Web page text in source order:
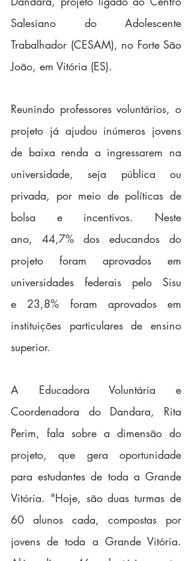
Salesiano do Adolescente
Trabalhador (CESAM), no Forte São
João, em Vitória (ES).
Reunindo professores voluntários, o
projeto já ajudou inúmeros jovens
de baixa renda a ingressarem na
universidade, seja pública ou
privada, por meio de políticas de
bolsa e incentivos. Neste
ano, 44,7% dos educandos do
projeto foram aprovados em
universidades federais pelo Sisu
e 23,8% foram aprovados em
instituições particulares de ensino
superior.
A Educadora Voluntária e
Coordenadora do Dandara, Rita
Perim, fala sobre a dimensão do
projeto, que gera oportunidade
para estudantes de toda a Grande
Vitória. "Hoje, são duas turmas de
60 alunos cada, compostas por
jovens de toda a Grande Vitória.